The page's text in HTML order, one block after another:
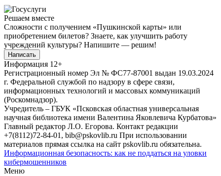
Решаем вместе
Сложности с получением «Пушкинской карты» или
приобретением билетов? Знаете, как улучшить работу
учреждений культуры? Напишите — решим!
Написать
Информация 12+
Регистрационный номер Эл № ФС77-87001 выдан 19.03.2024
г. Федеральной службой по надзору в сфере связи,
информационных технологий и массовых коммуникаций
(Роскомнадзор).
Учредитель – ГБУК «Псковская областная универсальная
научная библиотека имени Валентина Яковлевича Курбатова»
Главный редактор Л.О. Егорова. Контакт редакции
+7(8112)72-84-01, bib@pskovlib.ru При использовании
материалов прямая ссылка на сайт pskovlib.ru обязательна.
Информационная безопасность: как не поддаться на уловки
кибермошенников
Меню